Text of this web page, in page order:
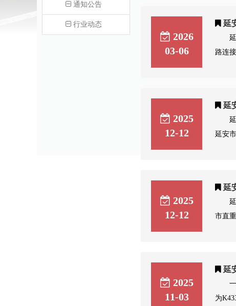
通知公告
行业动态
2026
03-06
延
路连
2025
12-12
延
延安
2025
12-12
延
市直
2025
11-03
延
为